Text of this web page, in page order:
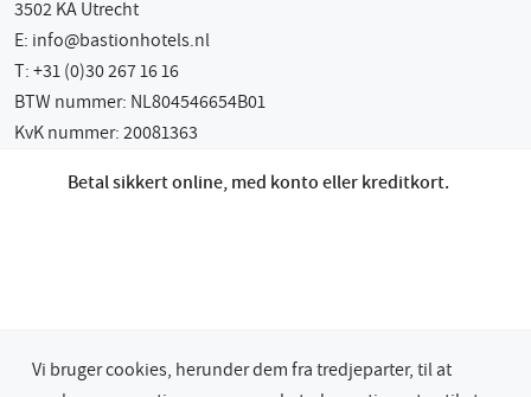
3502 KA Utrecht
E: info@bastionhotels.nl
T: +31 (0)30 267 16 16
BTW nummer: NL804546654B01
KvK nummer: 20081363
Betal sikkert online, med konto eller kreditkort.
Vi bruger cookies, herunder dem fra tredjeparter, til at